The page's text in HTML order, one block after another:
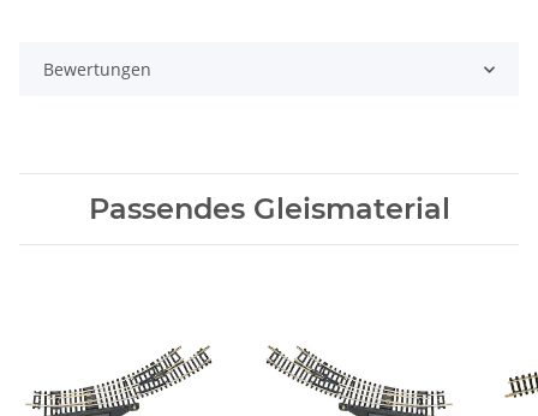
Bewertungen
Passendes Gleismaterial